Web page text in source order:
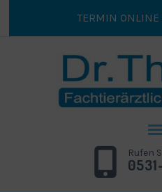
TERMIN ONLINE
Rufen